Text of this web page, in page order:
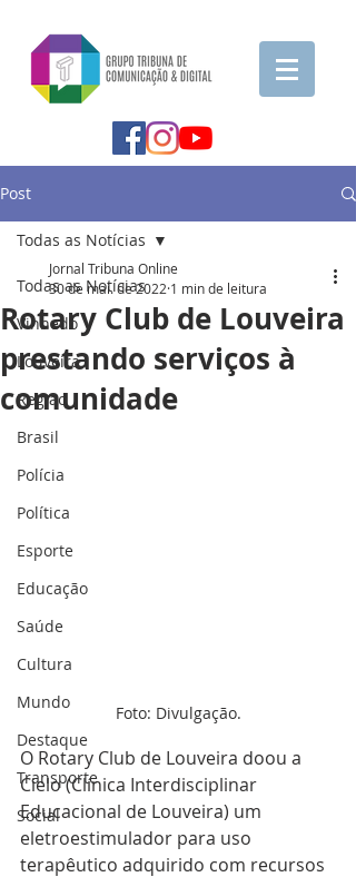
Post
Todas as Notícias
Vinhedo
Louveira
Região
Brasil
Polícia
Política
Esporte
Educação
Saúde
Cultura
Mundo
Destaque
Transporte
Social
Todas as Notícias
Rotary Club de Louveira
prestando serviços à
comunidade
Jornal Tribuna Online
30 de mai. de 2022 1 min de leitura
Foto: Divulgação.
O Rotary Club de Louveira doou a
Cielo (Clínica Interdisciplinar
Educacional de Louveira) um
eletroestimulador para uso
terapêutico adquirido com recursos